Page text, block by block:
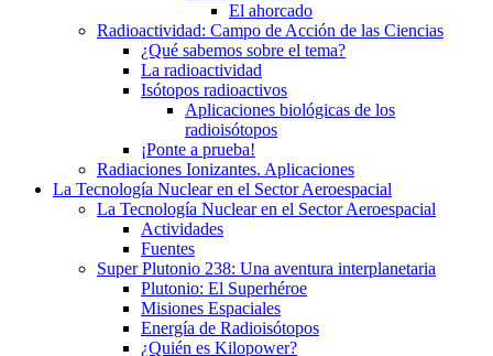
El ahorcado
Radioactividad: Campo de Acción de las Ciencias
¿Qué sabemos sobre el tema?
La radioactividad
Isótopos radioactivos
Aplicaciones biológicas de los
radioisótopos
¡Ponte a prueba!
Radiaciones Ionizantes. Aplicaciones
La Tecnología Nuclear en el Sector Aeroespacial
La Tecnología Nuclear en el Sector Aeroespacial
Actividades
Fuentes
Super Plutonio 238: Una aventura interplanetaria
Plutonio: El Superhéroe
Misiones Espaciales
Energía de Radioisótopos
¿Quién es Kilopower?